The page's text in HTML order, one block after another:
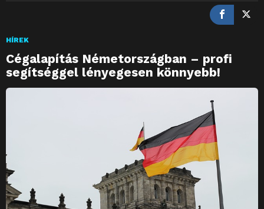
HÍREK
Cégalapítás Németországban – profi
segítséggel lényegesen könnyebb!